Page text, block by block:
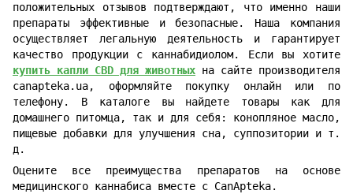
положительных отзывов подтверждают, что именно наши
препараты эффективные и безопасные. Наша компания
осуществляет легальную деятельность и гарантирует
качество продукции с каннабидиолом. Если вы хотите
купить капли СBD для животных на сайте производителя
canapteka.ua, оформляйте покупку онлайн или по
телефону. В каталоге вы найдете товары как для
домашнего питомца, так и для себя: конопляное масло,
пищевые добавки для улучшения сна, суппозитории и т.
д.
Оцените все преимущества препаратов на основе
медицинского каннабиса вместе с CanApteka.